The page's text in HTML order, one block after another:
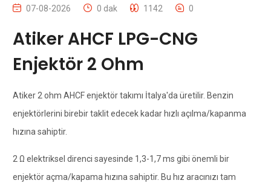
07-08-2026 0 dak 1142 0
Atiker AHCF LPG-CNG
Enjektör 2 Ohm
Atiker 2 ohm AHCF enjektör takımı İtalya'da üretilir. Benzin
enjektörlerini birebir taklit edecek kadar hızlı açılma/kapanma
hızına sahiptir.
2 Ω elektriksel direnci sayesinde 1,3-1,7 ms gibi önemli bir
enjektör açma/kapama hızına sahiptir. Bu hız aracınızı tam